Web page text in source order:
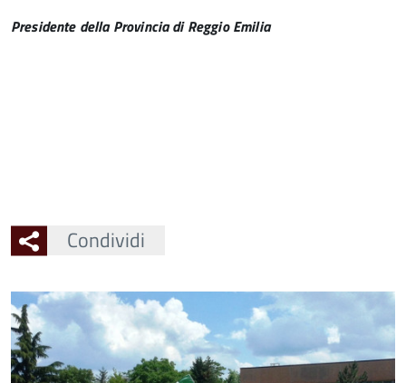
Presidente della Provincia di Reggio Emilia
Condividi
Ingrandisci
l'immagine